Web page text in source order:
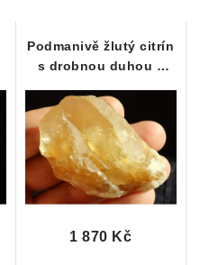
Podmanivě žlutý citrín
s drobnou duhou a
1 870 Kč